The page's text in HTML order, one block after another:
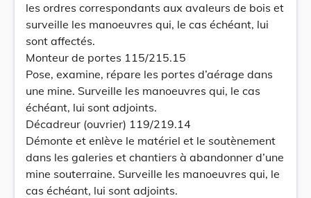
les ordres correspondants aux avaleurs de bois et
surveille les manoeuvres qui, le cas échéant, lui
sont affectés.
Monteur de portes 115/215.15
Pose, examine, répare les portes d’aérage dans
une mine. Surveille les manoeuvres qui, le cas
échéant, lui sont adjoints.
Décadreur (ouvrier) 119/219.14
Démonte et enlève le matériel et le soutènement
dans les galeries et chantiers à abandonner d’une
mine souterraine. Surveille les manoeuvres qui, le
cas échéant, lui sont adjoints.